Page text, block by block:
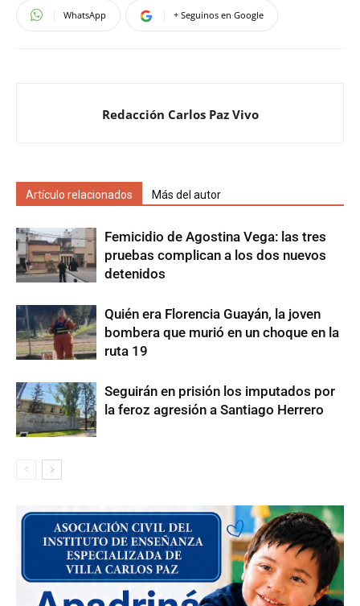
WhatsApp + Seguinos en Google
Redacción Carlos Paz Vivo
Artículo relacionados Más del autor
Femicidio de Agostina Vega: las tres
pruebas complican a los dos nuevos
detenidos
Quién era Florencia Guayán, la joven
bombera que murió en un choque en la
ruta 19
Seguirán en prisión los imputados por
la feroz agresión a Santiago Herrero